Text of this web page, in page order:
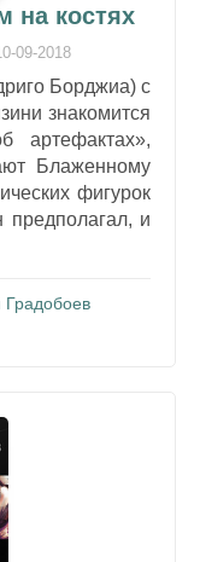
на костях
09-2018
Борджиа) с
знакомится
артефактах»,
Блаженному
фигурок
и